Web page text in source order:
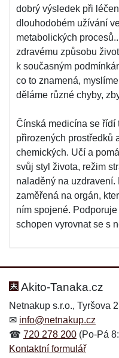
dobrý výsledek při
dlouhodobém užívání
metabolických
zdravému způsobu
k současným
co to znamená,
děláme různé chyby,
Čínská medicína se řídí
přirozených prostředků
chemických. Učí a
svůj styl života, režim
naladěný na
zaměřená na orgán,
ním spojené.
schopen vyrovnat se s
Akito-Tanaka.cz
Netnakup s.r.o., Tyršova
✉ info@netnakup.cz
☎ 720 278 200 (Po-Pá
Kontaktní formulář